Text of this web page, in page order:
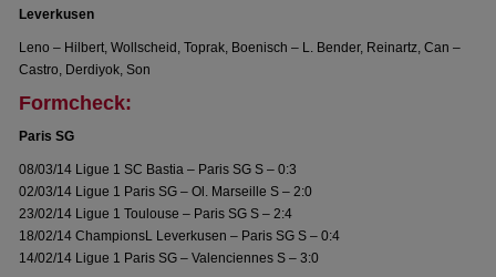
Leverkusen
Leno – Hilbert, Wollscheid, Toprak, Boenisch – L. Bender, Reinartz, Can –
Castro, Derdiyok, Son
Formcheck:
Paris SG
08/03/14 Ligue 1 SC Bastia – Paris SG S – 0:3
02/03/14 Ligue 1 Paris SG – Ol. Marseille S – 2:0
23/02/14 Ligue 1 Toulouse – Paris SG S – 2:4
18/02/14 ChampionsL Leverkusen – Paris SG S – 0:4
14/02/14 Ligue 1 Paris SG – Valenciennes S – 3:0